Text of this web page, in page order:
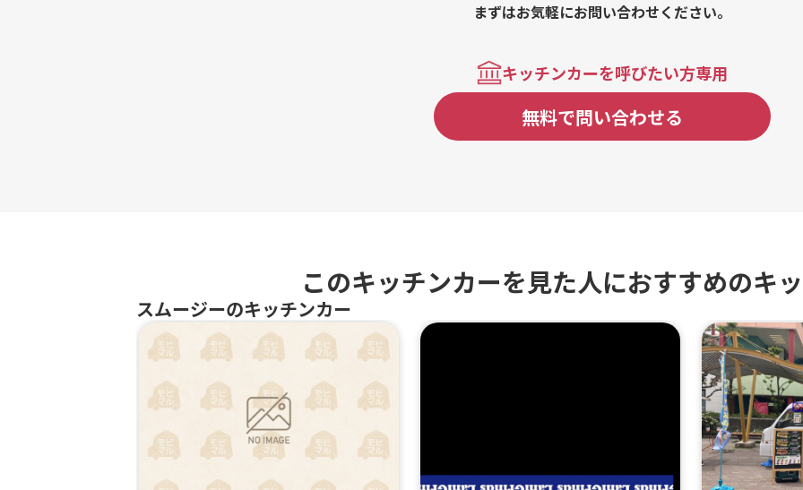
まずはお気軽にお問い合わせください。
キッチンカーを呼びたい方専用
無料で問い合わせる
このキッチンカーを見た人におすすめのキ
スムージーのキッチンカー